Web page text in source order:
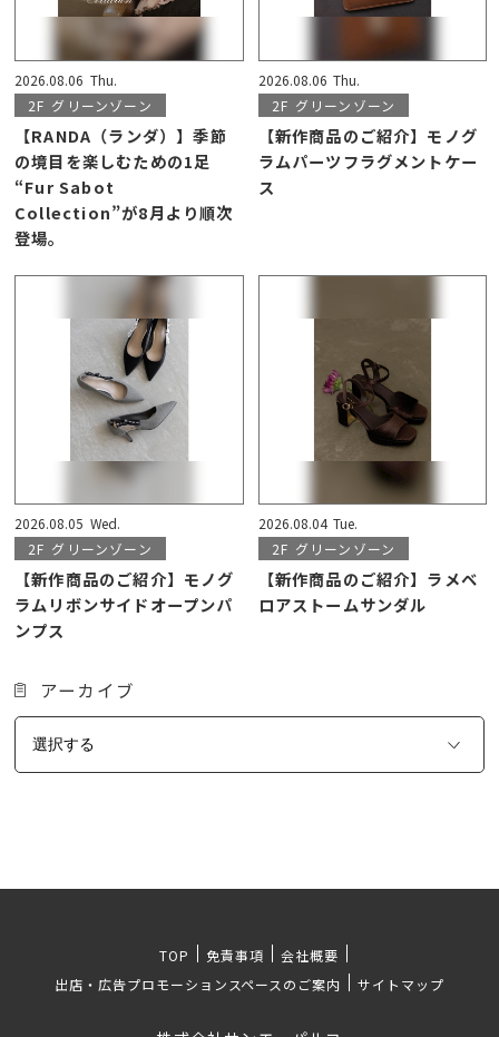
2026.08.06 Thu.
2F グリーンゾーン
【RANDA（ランダ）】季節
の境目を楽しむための1足
“Fur Sabot
Collection”が8月より順次
登場。
2026.08.06 Thu.
2F グリーンゾーン
【新作商品のご紹介】モノグ
ラムパーツフラグメントケー
ス
2026.08.05 Wed.
2F グリーンゾーン
【新作商品のご紹介】モノグ
ラムリボンサイドオープンパ
ンプス
2026.08.04 Tue.
2F グリーンゾーン
【新作商品のご紹介】ラメベ
ロアストームサンダル
アーカイブ
TOP 免責事項
会社概要
出店・広告プロモーションスペースのご案内
サイトマップ